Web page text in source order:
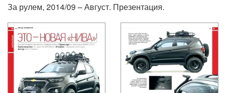
За рулем, 2014/09 – Август. Презентация.